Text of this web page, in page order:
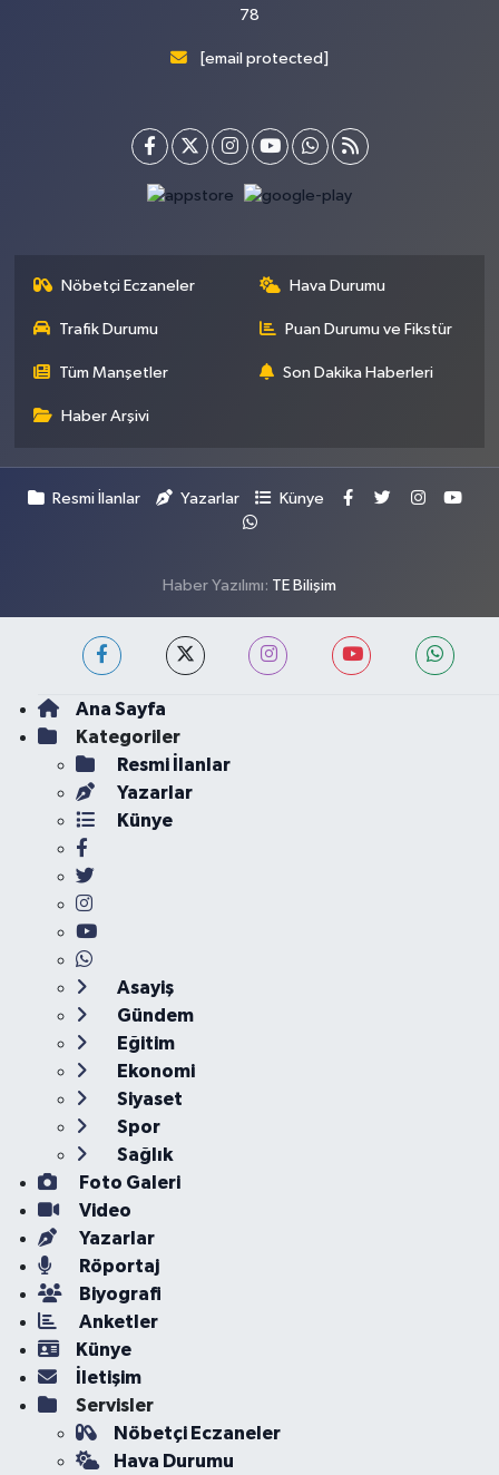
78
[email protected]
Nöbetçi Eczaneler Hava Durumu
Trafik Durumu Puan Durumu ve Fikstür
Tüm Manşetler Son Dakika Haberleri
Haber Arşivi
Resmi İlanlar Yazarlar Künye
Haber Yazılımı: TE Bilişim
Ana Sayfa
Kategoriler
Resmi İlanlar
Yazarlar
Künye
Asayiş
Gündem
Eğitim
Ekonomi
Siyaset
Spor
Sağlık
Foto Galeri
Video
Yazarlar
Röportaj
Biyografi
Anketler
Künye
İletişim
Servisler
Nöbetçi Eczaneler
Hava Durumu